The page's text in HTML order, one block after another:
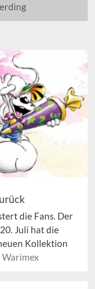
die Fans. Der
Juli hat die
Kollektion
Warimex